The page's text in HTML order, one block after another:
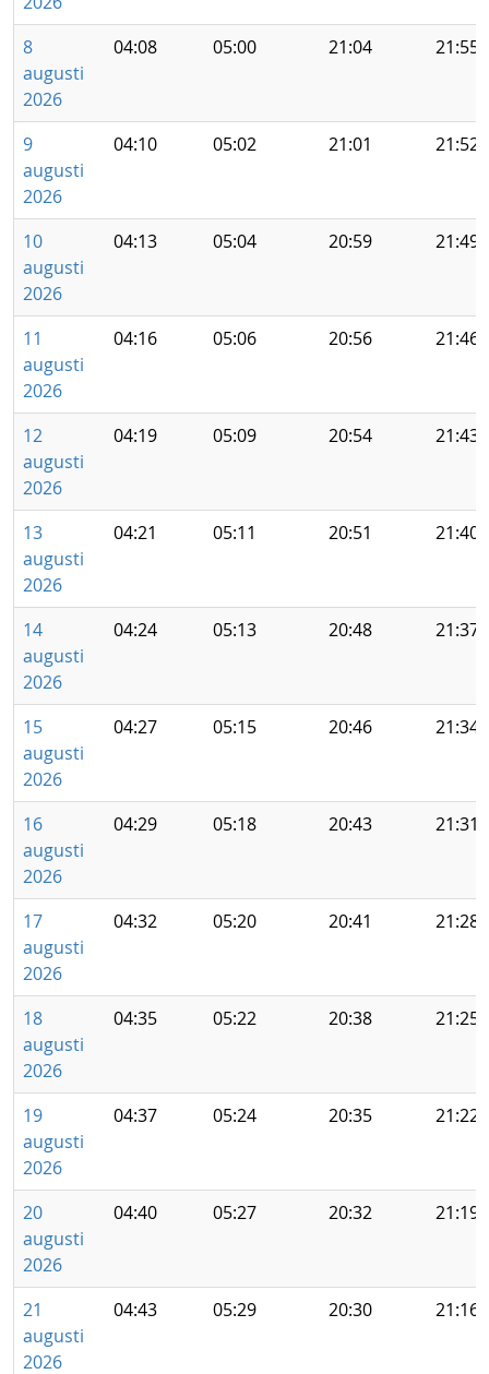
8
augusti
2026
04:08 05:00 21:04 21:55
9
augusti
2026
04:10 05:02 21:01 21:52
10
augusti
2026
04:13 05:04 20:59 21:49
11
augusti
2026
04:16 05:06 20:56 21:46
12
augusti
2026
04:19 05:09 20:54 21:43
13
augusti
2026
04:21 05:11 20:51 21:40
14
augusti
2026
04:24 05:13 20:48 21:37
15
augusti
2026
04:27 05:15 20:46 21:34
16
augusti
2026
04:29 05:18 20:43 21:31
17
augusti
2026
04:32 05:20 20:41 21:28
18
augusti
2026
04:35 05:22 20:38 21:25
19
augusti
2026
04:37 05:24 20:35 21:22
20
augusti
2026
04:40 05:27 20:32 21:19
21
augusti
2026
04:43 05:29 20:30 21:16